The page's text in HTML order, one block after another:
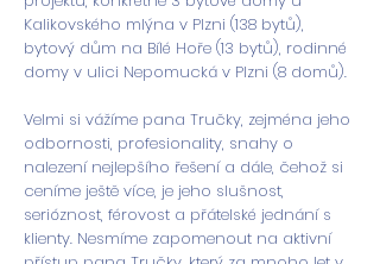
Kalikovského mlýna v Plzni (138 bytů),
bytový dům na Bílé Hoře (13 bytů), rodinné
domy v ulici Nepomucká v Plzni (8 domů).
Velmi si vážíme pana Tručky, zejména jeho
odbornosti, profesionality, snahy o
nalezení nejlepšího řešení a dále, čehož si
ceníme ještě více, je jeho slušnost,
serióznost, férovost a přátelské jednání s
klienty. Nesmíme zapomenout na aktivní